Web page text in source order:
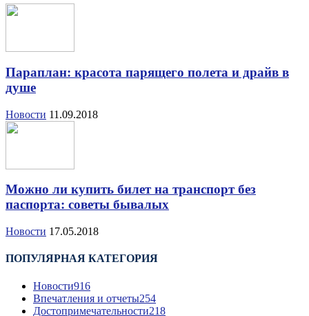
Параплан: красота парящего полета и драйв в
душе
Новости 11.09.2018
Можно ли купить билет на транспорт без
паспорта: советы бывалых
Новости 17.05.2018
ПОПУЛЯРНАЯ КАТЕГОРИЯ
Новости916
Впечатления и отчеты254
Достопримечательности218